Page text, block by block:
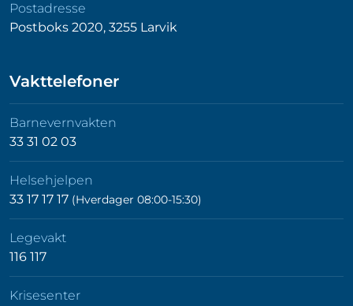
Postadresse
Postboks 2020, 3255 Larvik
Vakttelefoner
Barnevernvakten
33 31 02 03
Helsehjelpen
33 17 17 17 (Hverdager 08:00-15:30)
Legevakt
116 117
Krisesenter